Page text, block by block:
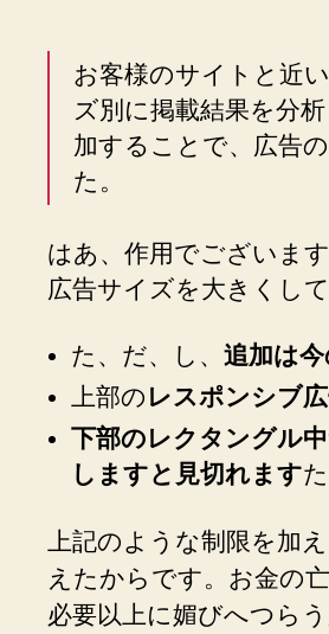
お客様のサイトと近
ズ別に掲載結果を分
加することで、 広告
た。
はあ、作用でございま
広告サイズを大きくし
た、だ、し、 追加は
上部の レスポンシブ
下部のレクタングル
しますと見切れます
上記のような制限を加え
えたからです。お金の
必要以上に媚びへつら